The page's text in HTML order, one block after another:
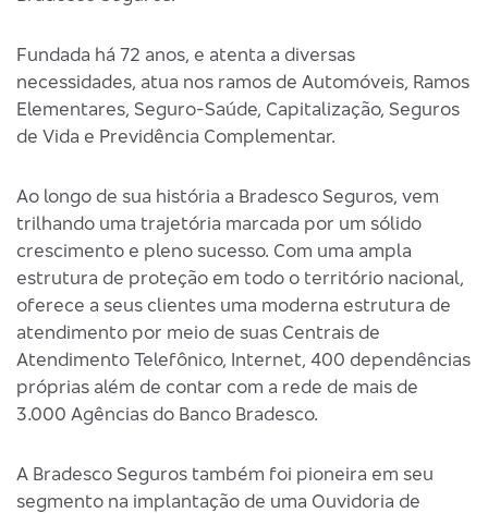
Fundada há 72 anos, e atenta a diversas
necessidades, atua nos ramos de Automóveis, Ramos
Elementares, Seguro-Saúde, Capitalização, Seguros
de Vida e Previdência Complementar.
Ao longo de sua história a Bradesco Seguros, vem
trilhando uma trajetória marcada por um sólido
crescimento e pleno sucesso. Com uma ampla
estrutura de proteção em todo o território nacional,
oferece a seus clientes uma moderna estrutura de
atendimento por meio de suas Centrais de
Atendimento Telefônico, Internet, 400 dependências
próprias além de contar com a rede de mais de
3.000 Agências do Banco Bradesco.
A Bradesco Seguros também foi pioneira em seu
segmento na implantação de uma Ouvidoria de